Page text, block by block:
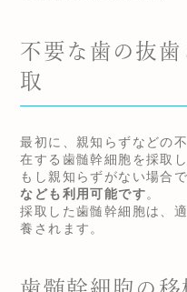
不要な歯の抜
取
最初に、親知らずなどの
在する歯髄幹細胞を採取し
もし親知らずがない場合で
なども利用可能です。
採取した歯髄幹細胞は、
養されます。